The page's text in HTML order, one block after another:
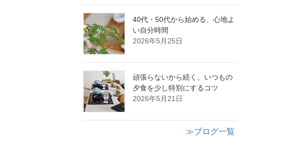
40代・50代から始める、心地よ
い自分時間
2026年5月25日
頑張らないから続く。いつもの
夕食を少し特別にするコツ
2026年5月21日
≫ブログ一覧